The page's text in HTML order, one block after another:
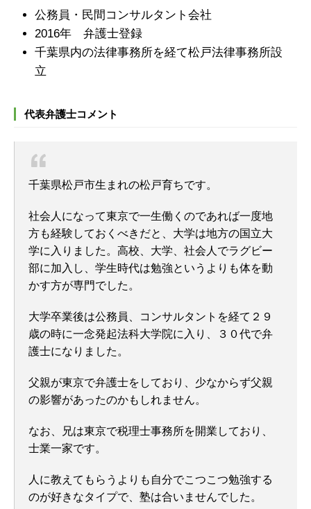
公務員・民間コンサルタント会社
2016年 弁護士登録
千葉県内の法律事務所を経て松戸法律事務所設
立
代表弁護士コメント
千葉県松戸市生まれの松戸育ちです。
社会人になって東京で一生働くのであれば一度地
方も経験しておくべきだと、大学は地方の国立大
学に入りました。高校、大学、社会人でラグビー
部に加入し、学生時代は勉強というよりも体を動
かす方が専門でした。
大学卒業後は公務員、コンサルタントを経て２９
歳の時に一念発起法科大学院に入り、３０代で弁
護士になりました。
父親が東京で弁護士をしており、少なからず父親
の影響があったのかもしれません。
なお、兄は東京で税理士事務所を開業しており、
士業一家です。
人に教えてもらうよりも自分でこつこつ勉強する
のが好きなタイプで、塾は合いませんでした。